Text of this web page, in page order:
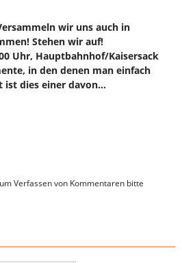
wir uns auch in
Stehen wir auf!
Uhr, Hauptbahnhof/Kaisersack
in den denen man einfach
ist dies einer davon…
Verfassen von Kommentaren bitte